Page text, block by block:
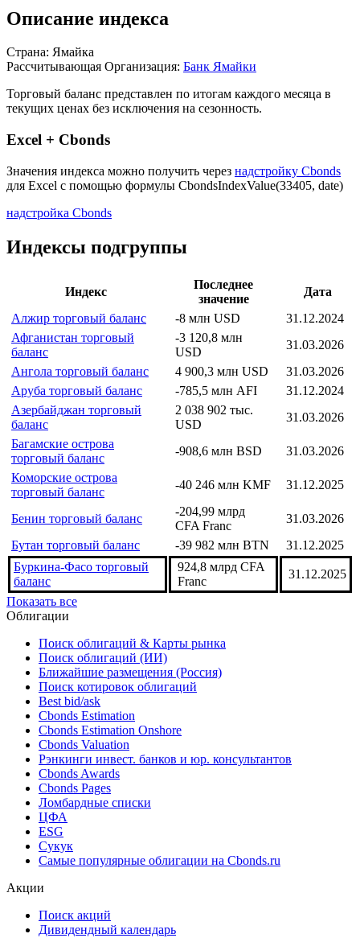
Описание индекса
Страна: Ямайка
Рассчитывающая Организация: Банк Ямайки
Торговый баланс представлен по итогам каждого месяца в
текущих ценах без исключения на сезонность.
Excel + Cbonds
Значения индекса можно получить через надстройку Cbonds
для Excel с помощью формулы CbondsIndexValue(33405, date)
надстройка Cbonds
Индексы подгруппы
Индекс
Последнее
значение
Дата
Алжир торговый баланс
-8 млн USD
31.12.2024
Афганистан торговый
баланс
-3 120,8 млн
USD
31.03.2026
Ангола торговый баланс
4 900,3 млн USD
31.03.2026
Аруба торговый баланс
-785,5 млн AFI
31.12.2024
Азербайджан торговый
баланс
2 038 902 тыс.
USD
31.03.2026
Багамские острова
торговый баланс
-908,6 млн BSD
31.03.2026
Коморские острова
торговый баланс
-40 246 млн KMF 31.12.2025
Бенин торговый баланс
-204,99 млрд
CFA Franc
31.03.2026
Бутан торговый баланс
-39 982 млн BTN
31.12.2025
Буркина-Фасо торговый
баланс
924,8 млрд CFA
Franc
31.12.2025
Показать все
Облигации
Поиск облигаций & Карты рынка
Поиск облигаций (ИИ)
Ближайшие размещения (Россия)
Поиск котировок облигаций
Best bid/ask
Cbonds Estimation
Cbonds Estimation Onshore
Cbonds Valuation
Рэнкинги инвест. банков и юр. консультантов
Cbonds Awards
Cbonds Pages
Ломбардные списки
ЦФА
ESG
Сукук
Самые популярные облигации на Cbonds.ru
Акции
Поиск акций
Дивидендный календарь